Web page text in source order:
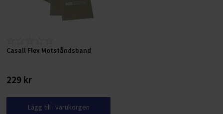
Casall Flex Motståndsband
229 kr
Lägg till i varukorgen